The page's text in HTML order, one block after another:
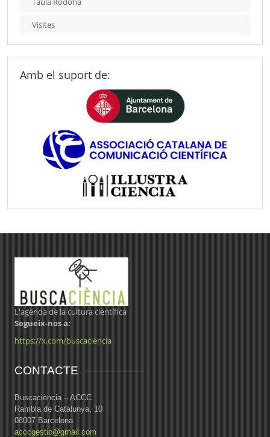
Visites
Amb el suport de:
L'agenda de la cultura científica
Segueix-nos a:
https://x.com/buscaciencia
CONTACTE
Buscaciència – ACCC
Rambla de Catalunya, 10
08007 Barcelona
acccgestio@gmail.com